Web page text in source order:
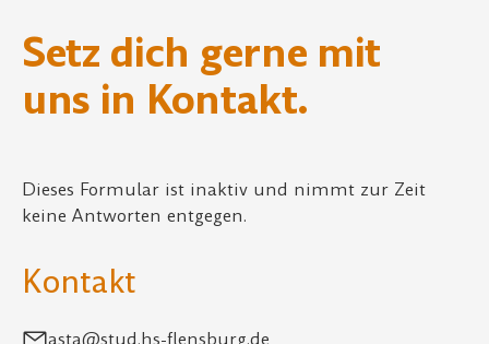
Setz dich gerne mit
uns in Kontakt.
Dieses Formular ist inaktiv und nimmt zur Zeit
keine Antworten entgegen.
Kontakt